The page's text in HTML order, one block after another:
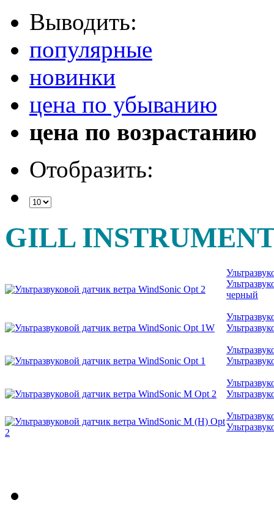
Выводить:
популярные
новинки
цена по убыванию
цена по возрастанию
Отобразить:
GILL
черный